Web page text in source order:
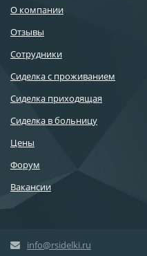
О компании
Отзывы
Сотрудники
Сиделка с проживанием
Сиделка приходящая
Сиделка в больницу
Цены
Форум
Вакансии
info@rsidelki.ru